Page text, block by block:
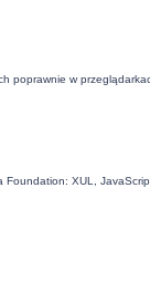
poprawnie w
XUL,